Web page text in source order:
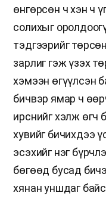
өнгөрсөн ч хэн ч
солихыг
тэдгээрийг
зарлиг гэж үзэх
хэмээн өгүүлсэн
бичвэр ямар ч
ирснийг хэлж өгч
хувийг бичихдээ
эсэхийг нэг
бөгөөд бусад
хянан уншдаг